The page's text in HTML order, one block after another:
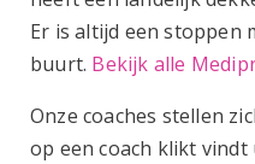
Er is altijd een stoppen
buurt. Bekijk alle
Onze coaches stellen
op een coach klikt